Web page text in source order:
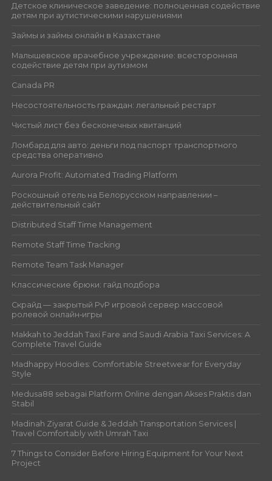
Детское клиническое заведение: полноценная содействие
детям при аутистическими нарушениями
Займы и займы онлайн в Казахстане
Малышевское врачебное учреждение: всесторонняя
содействие детям при аутизмом
Canada PR
Несостоятельность граждан: легальный рестарт
Чистый лист без бесконечных квитанций
Ломбард для авто: деньги под паспорт транспортного
средства оперативно
Aurora Profit: Automated Trading Platform
Роскошный отель на Белорусском направлении –
действительный сайт
Distributed Staff Time Management
Remote Staff Time Tracking
Remote Team Task Manager
Классические брюки: гайд подбора
Скрайд — закрытый PvP игровой сервер массовой
ролевой онлайн‑игры
Makkah to Jeddah Taxi Fare and Saudi Arabia Taxi Services: A
Complete Travel Guide
Madhappy Hoodies: Comfortable Streetwear for Everyday
Style
Medusa88 sebagai Platform Online dengan Akses Praktis dan
Stabil
Madinah Ziyarat Guide & Jeddah Transportation Services |
Travel Comfortably with Umrah Taxi
7 Things to Consider Before Hiring Equipment for Your Next
Project